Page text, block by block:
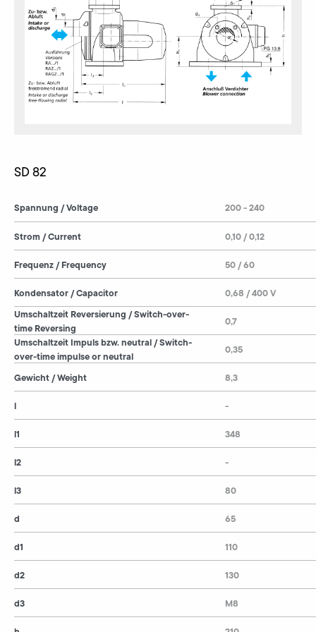
SD 82
Spannung / Voltage
Strom / Current
Frequenz / Frequency
Kondensator / Capacitor
Umschaltzeit Reversierung / Switch-over-
time Reversing
Umschaltzeit Impuls bzw. neutral / Switch-
over-time impulse or neutral
Gewicht / Weight
l
l1
l2
l3
d
d1
d2
d3
200 - 240
0,10 / 0,12
50 / 60
0,68 / 400 V
0,7
0,35
8,3
-
348
-
80
65
110
130
M8